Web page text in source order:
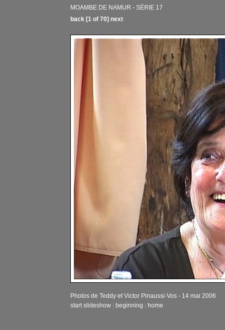
MOAMBE DE NAMUR - SÉRIE 17
back [1 of 70] next
Photos de Teddy et Victor Pinaussi-Vos - 14 mai 2006
start slideshow
beginning home